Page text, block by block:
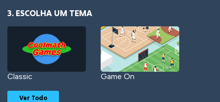
3. ESCOLHA UM TEMA
Classic Game On
Ver Todo